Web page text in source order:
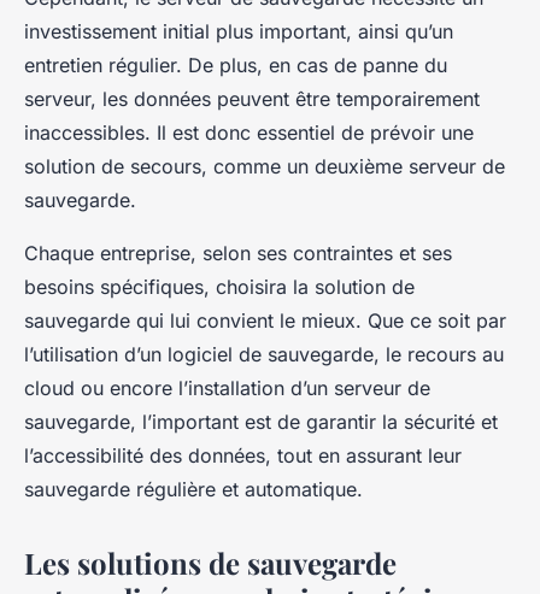
investissement initial plus important, ainsi qu’un
entretien régulier. De plus, en cas de panne du
serveur, les données peuvent être temporairement
inaccessibles. Il est donc essentiel de prévoir une
solution de secours, comme un deuxième serveur de
sauvegarde.
Chaque entreprise, selon ses contraintes et ses
besoins spécifiques, choisira la solution de
sauvegarde qui lui convient le mieux. Que ce soit par
l’utilisation d’un logiciel de sauvegarde, le recours au
cloud ou encore l’installation d’un serveur de
sauvegarde, l’important est de garantir la sécurité et
l’accessibilité des données, tout en assurant leur
sauvegarde régulière et automatique.
Les solutions de sauvegarde